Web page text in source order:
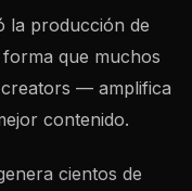
la producción de
que muchos
— amplifica
contenido.
cientos de